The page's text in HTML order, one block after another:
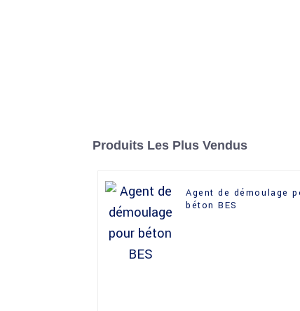
Produits Les Plus Vendus
Agent de démoulage
béton BES